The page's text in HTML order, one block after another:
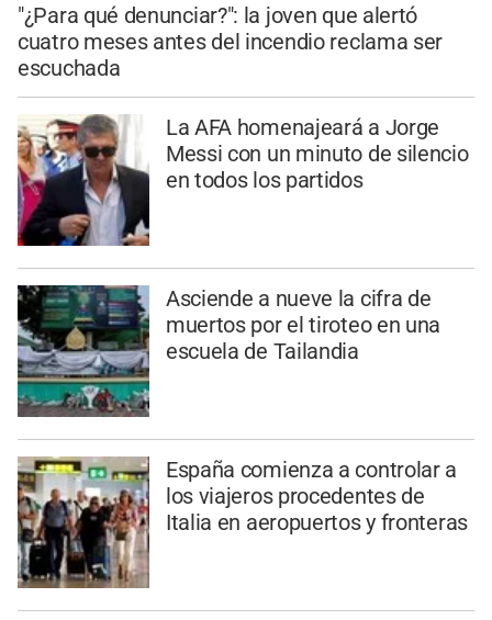
"¿Para qué denunciar?": la joven que alertó
cuatro meses antes del incendio reclama ser
escuchada
La AFA homenajeará a Jorge
Messi con un minuto de silencio
en todos los partidos
Asciende a nueve la cifra de
muertos por el tiroteo en una
escuela de Tailandia
España comienza a controlar a
los viajeros procedentes de
Italia en aeropuertos y fronteras